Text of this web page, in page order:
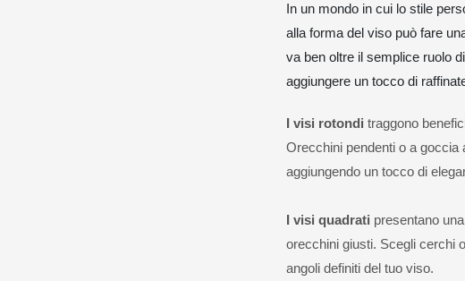
In un mondo in cui lo stile
alla forma del viso può fare
va ben oltre il semplice ruolo
aggiungere un tocco di
I visi rotondi traggono
Orecchini pendenti o a goccia
aggiungendo un tocco di
I visi quadrati presentano
orecchini giusti. Scegli cerchi
angoli definiti del tuo viso.